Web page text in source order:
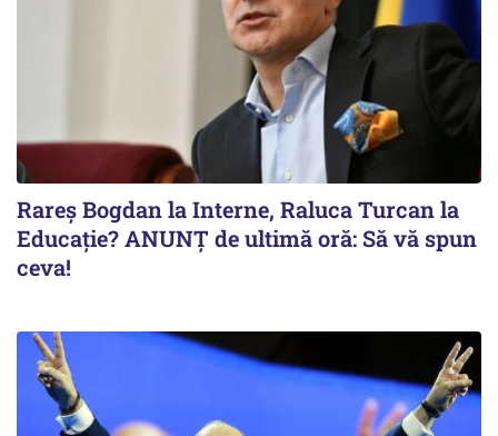
Rareș Bogdan la Interne, Raluca Turcan la
Educație? ANUNȚ de ultimă oră: Să vă spun
ceva!